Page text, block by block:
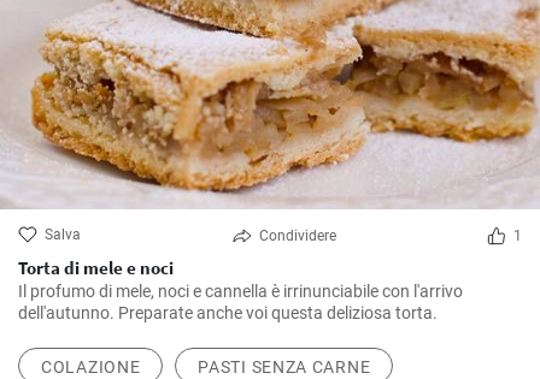
Salva Condividere 1
Torta di mele e noci
Il profumo di mele, noci e cannella è irrinunciabile con l'arrivo
dell'autunno. Preparate anche voi questa deliziosa torta.
COLAZIONE PASTI SENZA CARNE